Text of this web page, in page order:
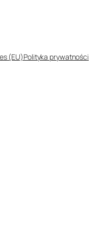
(EU)Polityka prywatności